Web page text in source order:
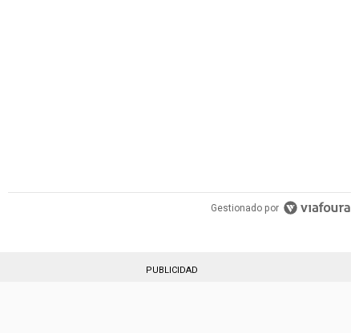
Gestionado por
PUBLICIDAD